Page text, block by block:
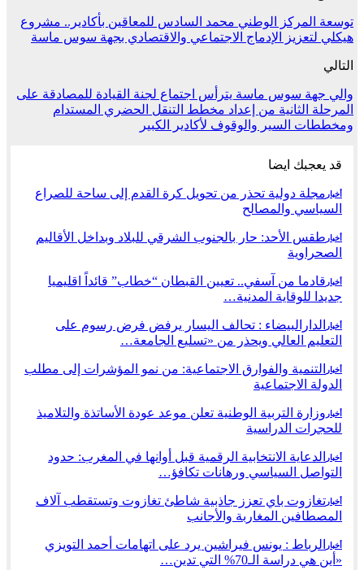
توسعة المركز الوطني محمد السادس للمعاقين بأكادير.. مشروع
هيكلي لتعزيز الإدماج الاجتماعي والاقتصادي بجهة سوس ماسة
التالي
والي جهة سوس ماسة يترأس اجتماع لجنة القيادة للمصادقة على
المرحلة الثانية من إعداد مخطط التنقل الحضري المستدام
ومخططات السير والوقوف لأكادير الكبير
قد يعجبك ايضا
أخبار مجلة دولية تحذر من تحويل كرة القدم إلى ساحة للصراع
السياسي والمصالح
أخبار طقس الأحد: حار بالجنوب الشرقي للبلاد وبداخل الأقاليم
الصحراوية
أخبار قادما من آسفي.. تعيين القبطان “خطاب” قائداً اقليميا
جديدا للوقاية المدنية…
أخبار
الدارالبيضاء : تحالف اليسار يرفض فرض رسوم على
التعليم العالي ويحذر من «تسليع الجامعة…
أخبار
التنمية والفوارق الاجتماعية: من نمو المؤشرات إلى مطلب
الدولة الاجتماعية
أخبار وزارة التربية الوطنية تعلن موعد عودة الأساتذة والتلاميذ
للحجرات الدراسية
أخبار
الدعاية الانتخابية الرقمية قبل أوانها في المغرب: حدود
التواصل السياسي ورهانات تكافؤ…
أخبار تغازوت باي تعزز جاذبية شاطئ تغازوت وتستقطب آلاف
المصطافين المغاربة والأجانب
أخبار
الرباط : يونس فيراشين يرد على اتهامات أحمد التويزي
«أين هي دراسة الـ70% التي تدين…